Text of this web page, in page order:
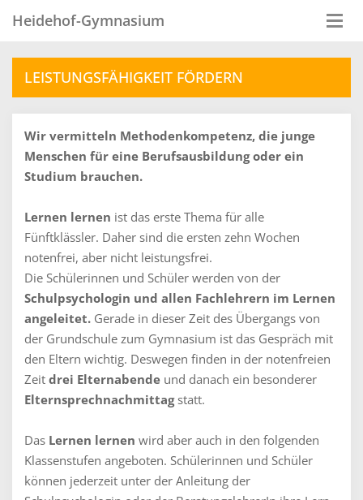
Heidehof-Gymnasium
LEISTUNGSFÄHIGKEIT FÖRDERN
Wir vermitteln Methodenkompetenz, die junge
Menschen für eine Berufsausbildung oder ein
Studium brauchen.
Lernen lernen ist das erste Thema für alle
Fünftklässler. Daher sind die ersten zehn Wochen
notenfrei, aber nicht leistungsfrei.
Die Schülerinnen und Schüler werden von der
Schulpsychologin und allen Fachlehrern im Lernen
angeleitet. Gerade in dieser Zeit des Übergangs von
der Grundschule zum Gymnasium ist das Gespräch mit
den Eltern wichtig. Deswegen finden in der notenfreien
Zeit drei Elternabende und danach ein besonderer
Elternsprechnachmittagstatt.
Das Lernen lernen wird aber auch in den folgenden
Klassenstufen angeboten. Schülerinnen und Schüler
können jederzeit unter der Anleitung der